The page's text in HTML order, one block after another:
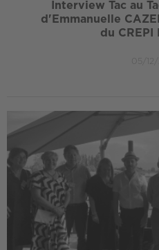
Interview Tac au
d'Emmanuelle
du CREPI
05/12/